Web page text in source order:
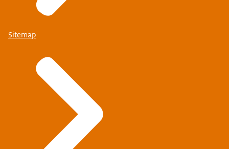
Sitemap